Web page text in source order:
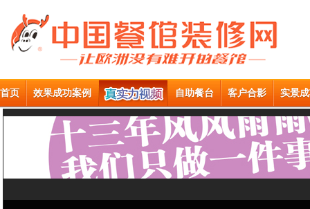
首页 效果成功案例 自助餐台 客户合影 实景